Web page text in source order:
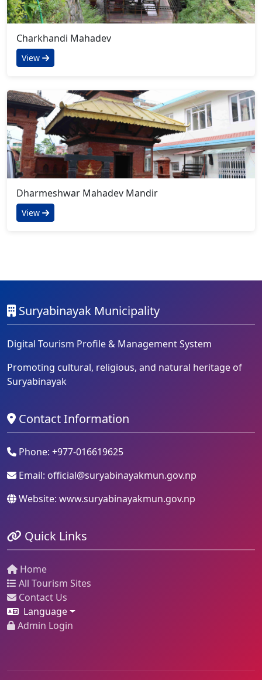
Charkhandi Mahadev
View
Dharmeshwar Mahadev Mandir
View
Suryabinayak Municipality
Digital Tourism Profile & Management System
Promoting cultural, religious, and natural heritage of
Suryabinayak
Contact Information
Phone: +977-016619625
Email: official@suryabinayakmun.gov.np
Website: www.suryabinayakmun.gov.np
Quick Links
Home
All Tourism Sites
Contact Us
Language
Admin Login